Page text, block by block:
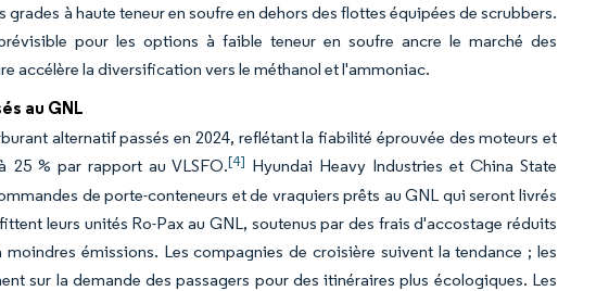
à haute teneur en soufre en dehors des flottes équipées de scrubbers.
pour les options à faible teneur en soufre ancre le marché des
accélère la diversification vers le méthanol et l'ammoniac.
au GNL
alternatif passés en 2024, reflétant la fiabilité éprouvée des moteurs et
25 % par rapport au VLSFO.[4] Hyundai Heavy Industries et China State
de porte-conteneurs et de vraquiers prêts au GNL qui seront livrés
leurs unités Ro-Pax au GNL, soutenus par des frais d'accostage réduits
émissions. Les compagnies de croisière suivent la tendance ; les
sur la demande des passagers pour des itinéraires plus écologiques. Les